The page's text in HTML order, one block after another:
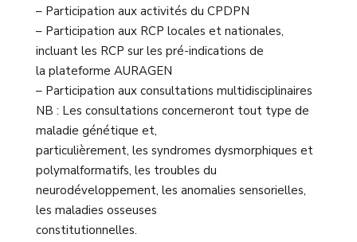
– Participation aux activités du CPDPN
– Participation aux RCP locales et nationales,
incluant les RCP sur les pré-indications de
la plateforme AURAGEN
– Participation aux consultations multidisciplinaires
NB : Les consultations concerneront tout type de
maladie génétique et,
particulièrement, les syndromes dysmorphiques et
polymalformatifs, les troubles du
neurodéveloppement, les anomalies sensorielles,
les maladies osseuses
constitutionnelles.